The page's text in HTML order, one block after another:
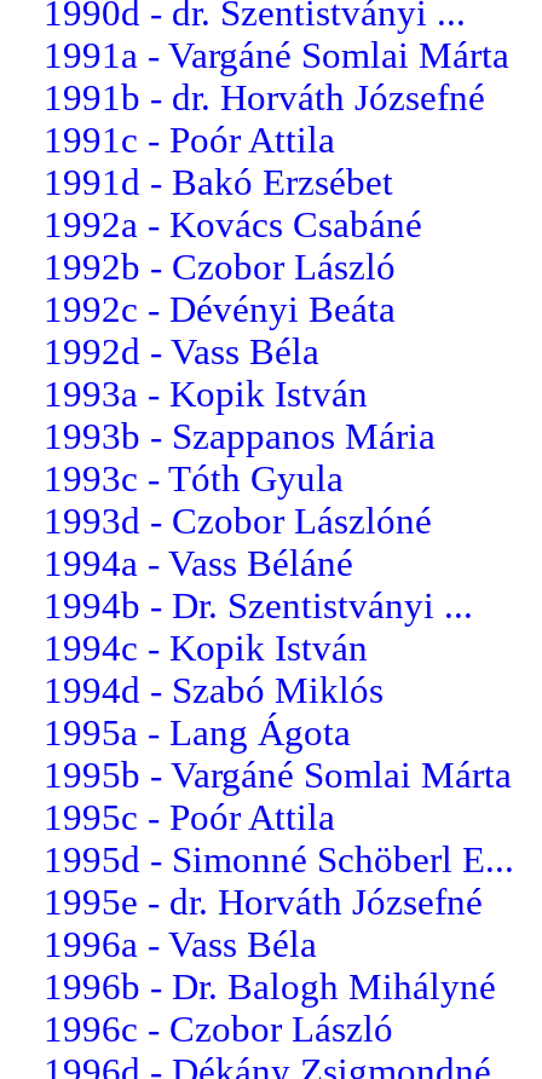
1990d - dr. Szentistványi ...
1991a - Vargáné Somlai Márta
1991b - dr. Horváth Józsefné
1991c - Poór Attila
1991d - Bakó Erzsébet
1992a - Kovács Csabáné
1992b - Czobor László
1992c - Dévényi Beáta
1992d - Vass Béla
1993a - Kopik István
1993b - Szappanos Mária
1993c - Tóth Gyula
1993d - Czobor Lászlóné
1994a - Vass Béláné
1994b - Dr. Szentistványi ...
1994c - Kopik István
1994d - Szabó Miklós
1995a - Lang Ágota
1995b - Vargáné Somlai Márta
1995c - Poór Attila
1995d - Simonné Schöberl E...
1995e - dr. Horváth Józsefné
1996a - Vass Béla
1996b - Dr. Balogh Mihályné
1996c - Czobor László